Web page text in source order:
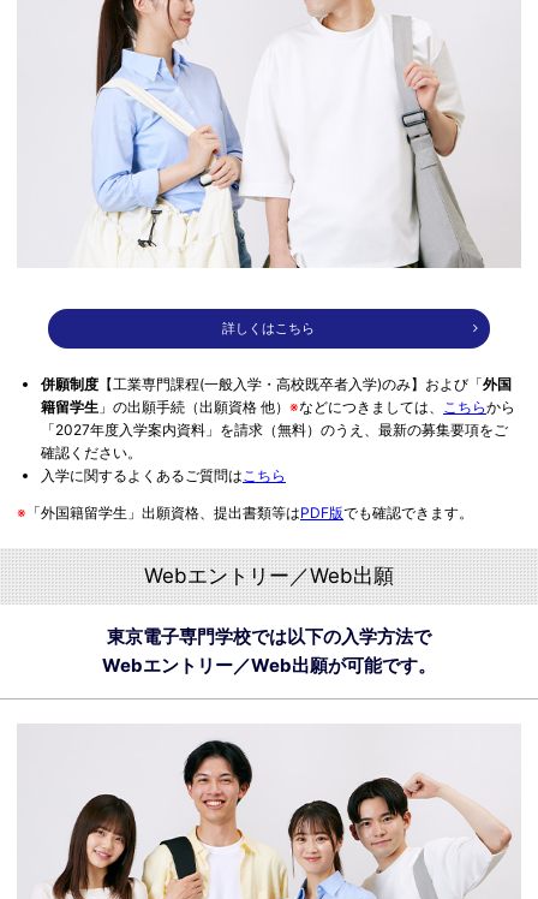
詳しくはこちら
併願制度 【工業専門課程(一般入学・高校既卒者入学)のみ】および「外国
籍留学生 」の出願手続（出願資格 他） ※などにつきましては、 こちらから
「2027年度入学案内資料」を請求（無料）のうえ、最新の募集要項をご
確認ください。
入学に関するよくあるご質問はこちら
※ 「外国籍留学生」出願資格、提出書類等はPDF版でも確認できます。
Webエントリー／Web出願
東京電子専門学校では以下の入学方法で
Webエントリー／Web出願が可能です。